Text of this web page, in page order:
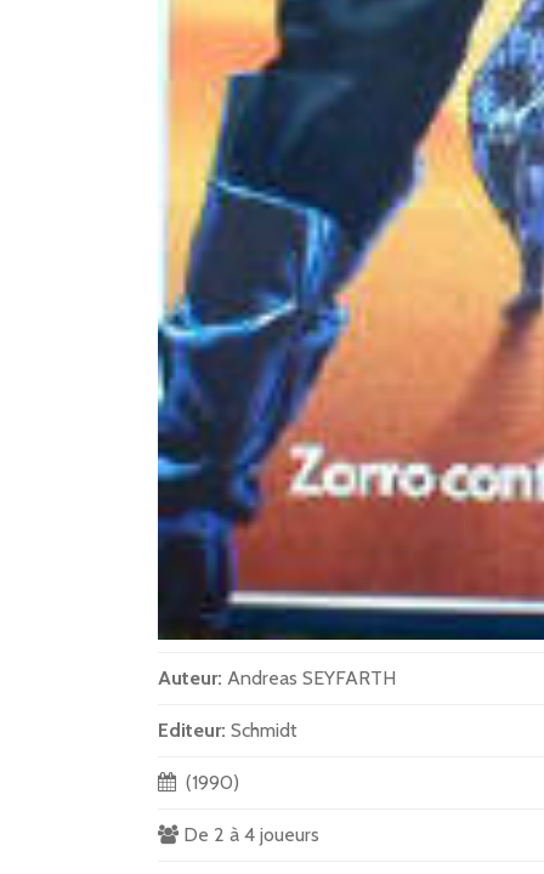
Auteur: Andreas SEYFARTH
Editeur: Schmidt
(1990)
De 2 à 4 joueurs